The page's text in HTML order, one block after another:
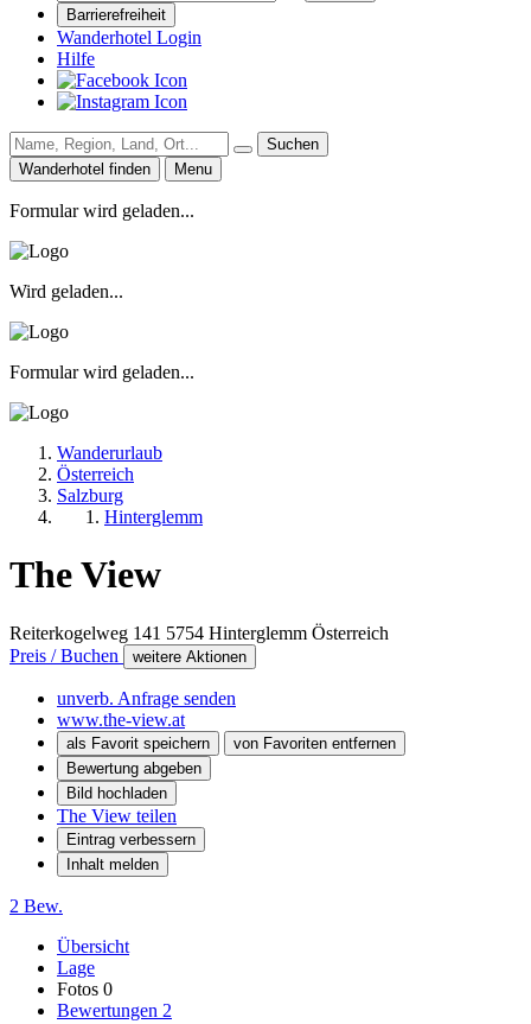
Barrierefreiheit
Wanderhotel Login
Hilfe
Suchen
Wanderhotel finden
Menu
Formular wird geladen...
Wird geladen...
Formular wird geladen...
Wanderurlaub
Österreich
Salzburg
Hinterglemm
The View
Reiterkogelweg 141 5754 Hinterglemm Österreich
Preis / Buchen
weitere Aktionen
unverb. Anfrage senden
www.the-view.at
als Favorit speichern
von Favoriten entfernen
Bewertung abgeben
Bild hochladen
The View teilen
Eintrag verbessern
Inhalt melden
2 Bew.
Übersicht
Lage
Fotos 0
Bewertungen 2